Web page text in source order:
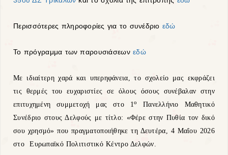
Περισσότερες πληροφορίες για το συνέδριο εδώ
Το πρόγραμμα των παρουσιάσεων εδώ
Με ιδιαίτερη χαρά και υπερηφάνεια, το σχολείο μας εκφράζει
τις θερμές του ευχαριστίες σε όλους όσους συνέβαλαν στην
επιτυχημένη συμμετοχή μας στο 1ο
Πανελλήνιο Μαθητικό
Συνέδριο στους Δελφούς με τίτλο: «Φέρε στην Πυθία τον δικό
σου χρησμό» που πραγματοποιήθηκε τη Δευτέρα, 4 Μαΐου 2026
στο Ευρωπαϊκό Πολιτιστικό Κέντρο Δελφών.